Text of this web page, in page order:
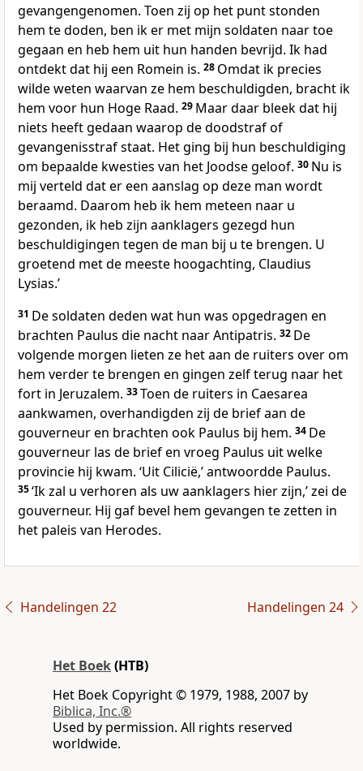
gevangengenomen. Toen zij op het punt stonden
hem te doden, ben ik er met mijn soldaten naar toe
gegaan en heb hem uit hun handen bevrijd. Ik had
ontdekt dat hij een Romein is. 28 Omdat ik precies
wilde weten waarvan ze hem beschuldigden, bracht ik
hem voor hun Hoge Raad. 29 Maar daar bleek dat hij
niets heeft gedaan waarop de doodstraf of
gevangenisstraf staat. Het ging bij hun beschuldiging
om bepaalde kwesties van het Joodse geloof. 30 Nu is
mij verteld dat er een aanslag op deze man wordt
beraamd. Daarom heb ik hem meteen naar u
gezonden, ik heb zijn aanklagers gezegd hun
beschuldigingen tegen de man bij u te brengen. U
groetend met de meeste hoogachting, Claudius
Lysias.’
31 De soldaten deden wat hun was opgedragen en
brachten Paulus die nacht naar Antipatris. 32 De
volgende morgen lieten ze het aan de ruiters over om
hem verder te brengen en gingen zelf terug naar het
fort in Jeruzalem. 33Toen de ruiters in Caesarea
aankwamen, overhandigden zij de brief aan de
gouverneur en brachten ook Paulus bij hem. 34 De
gouverneur las de brief en vroeg Paulus uit welke
provincie hij kwam. ‘Uit Cilicië,’ antwoordde Paulus.
35‘Ik zal u verhoren als uw aanklagers hier zijn,’ zei de
gouverneur. Hij gaf bevel hem gevangen te zetten in
het paleis van Herodes.
Handelingen 22 Handelingen 24
Het Boek(HTB)
Het Boek Copyright © 1979, 1988, 2007 by
Biblica, Inc.®
Used by permission. All rights reserved
worldwide.